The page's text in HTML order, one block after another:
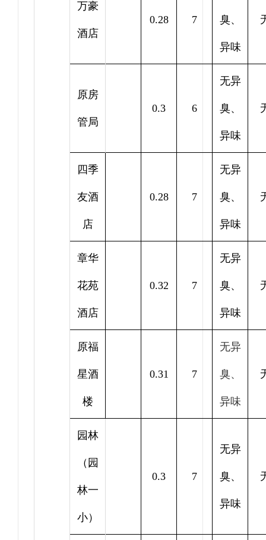
万豪
酒店
0.28 7 臭、
异味
原房
管局
0.3 6
无异
臭、
异味
四季
友酒
店
0.28 7
无异
臭、
异味
章华
花苑
酒店
0.32 7
无异
臭、
异味
原福
星酒
楼
0.31 7
无异
臭、
异味
园林
（园
林一
小）
0.3 7
无异
臭、
异味